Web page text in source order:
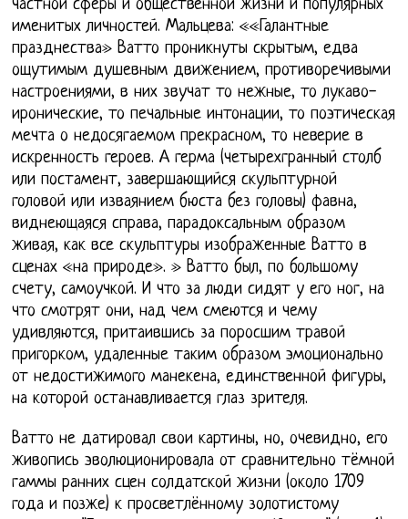
частной сферы и общественной жизни и популярных
именитых личностей. Мальцева: ««Галантные
празднества» Ватто проникнуты скрытым, едва
ощутимым душевным движением, противоречивыми
настроениями, в них звучат то нежные, то лукаво-
иронические, то печальные интонации, то поэтическая
мечта о недосягаемом прекрасном, то неверие в
искренность героев. А герма (четырехгранный столб
или постамент, завершающийся скульптурной
головой или изваянием бюста без головы) фавна,
виднеющаяся справа, парадоксальным образом
живая, как все скульптуры изображенные Ватто в
сценах «на природе». » Ватто был, по большому
счету, самоучкой. И что за люди сидят у его ног, на
что смотрят они, над чем смеются и чему
удивляются, притаившись за поросшим травой
пригорком, удаленные таким образом эмоционально
от недостижимого манекена, единственной фигуры,
на которой останавливается глаз зрителя.
Ватто не датировал свои картины, но, очевидно, его
живопись эволюционировала от сравнительно тёмной
гаммы ранних сцен солдатской жизни (около 1709
года и позже) к просветлённому золотистому